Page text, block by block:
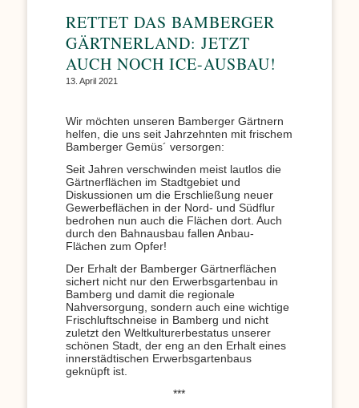
RETTET DAS BAMBERGER
GÄRTNERLAND: JETZT
AUCH NOCH ICE-AUSBAU!
13. April 2021
Wir möchten unseren Bamberger Gärtnern
helfen, die uns seit Jahrzehnten mit frischem
Bamberger Gemüs´ versorgen:
Seit Jahren verschwinden meist lautlos die
Gärtnerflächen im Stadtgebiet und
Diskussionen um die Erschließung neuer
Gewerbeflächen in der Nord- und Südflur
bedrohen nun auch die Flächen dort. Auch
durch den Bahnausbau fallen Anbau-
Flächen zum Opfer!
Der Erhalt der Bamberger Gärtnerflächen
sichert nicht nur den Erwerbsgartenbau in
Bamberg und damit die regionale
Nahversorgung, sondern auch eine wichtige
Frischluftschneise in Bamberg und nicht
zuletzt den Weltkulturerbestatus unserer
schönen Stadt, der eng an den Erhalt eines
innerstädtischen Erwerbsgartenbaus
geknüpft ist.
***